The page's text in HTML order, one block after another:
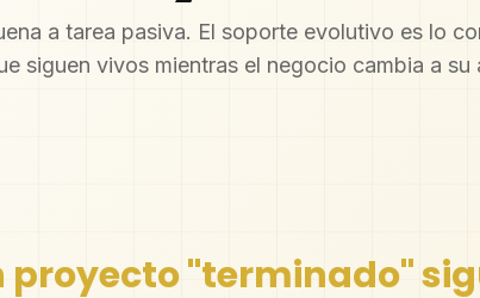
a tarea pasiva. El soporte evolutivo es lo
siguen vivos mientras el negocio cambia a su
proyecto "terminado"